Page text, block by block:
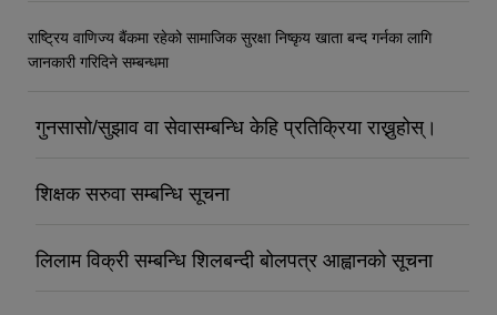
राष्ट्रिय वाणिज्य बैंकमा रहेको सामाजिक सुरक्षा निष्कृय खाता बन्द गर्नका लागि
जानकारी गरिदिने सम्बन्धमा
गुनसासो/सुझाव वा सेवासम्बन्धि केहि प्रतिक्रिया राख्नुहोस्।
शिक्षक सरुवा सम्बन्धि सूचना
लिलाम विक्री सम्बन्धि शिलबन्दी बोलपत्र आह्वानको सूचना